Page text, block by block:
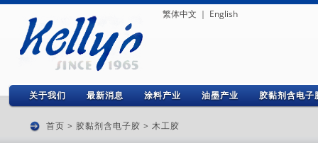
繁体中文 ｜ English
关于我们 最新消息 涂料产业 油墨产业 胶黏剂含电子
首页 > 胶黏剂含电子胶 > 木工胶